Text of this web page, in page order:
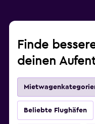
Finde
deinen
Beliebte Flughäfen